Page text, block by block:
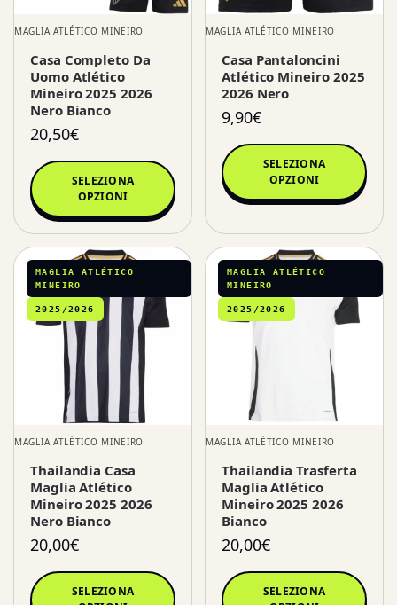
MAGLIA ATLÉTICO MINEIRO
Casa Completo Da
Uomo Atlético
Mineiro 2025 2026
Nero Bianco
20,50€
SELEZIONA
OPZIONI
MAGLIA ATLÉTICO MINEIRO
Casa Pantaloncini
Atlético Mineiro 2025
2026 Nero
9,90€
SELEZIONA
OPZIONI
MAGLIA ATLÉTICO
MINEIRO
2025/2026
MAGLIA ATLÉTICO MINEIRO
Thailandia Casa
Maglia Atlético
Mineiro 2025 2026
Nero Bianco
20,00€
SELEZIONA
MAGLIA ATLÉTICO
MINEIRO
2025/2026
MAGLIA ATLÉTICO MINEIRO
Thailandia Trasferta
Maglia Atlético
Mineiro 2025 2026
Bianco
20,00€
SELEZIONA